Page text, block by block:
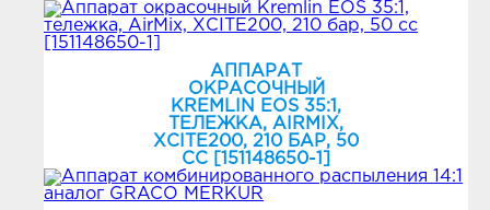
АППАРАТ
ОКРАСОЧНЫЙ
KREMLIN EOS 35:1,
ТЕЛЕЖКА, AIRMIX,
ХСIТЕ200, 210 БАР, 50
СС [151148650-1]